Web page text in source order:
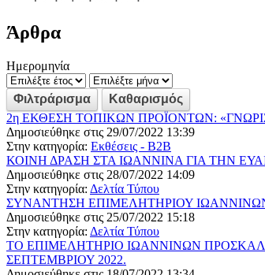
Άρθρα
Ημερομηνία
2η ΕΚΘΕΣΗ ΤΟΠΙΚΩΝ ΠΡΟΪΟΝΤΩΝ:
Δημοσιεύθηκε στις 29/07/2022 13:39
Στην κατηγορία: Εκθέσεις - B2B
ΚΟΙΝΗ ΔΡΑΣΗ ΣΤΑ ΙΩΑΝΝΙΝΑ ΓΙΑ ΤΗΝ
Δημοσιεύθηκε στις 28/07/2022 14:09
Στην κατηγορία: Δελτία Τύπου
ΣΥΝΑΝΤΗΣΗ ΕΠΙΜΕΛΗΤΗΡΙΟΥ
Δημοσιεύθηκε στις 25/07/2022 15:18
Στην κατηγορία: Δελτία Τύπου
ΤΟ ΕΠΙΜΕΛΗΤΗΡΙΟ ΙΩΑΝΝΙΝΩΝ
ΣΕΠΤΕΜΒΡΙΟΥ 2022.